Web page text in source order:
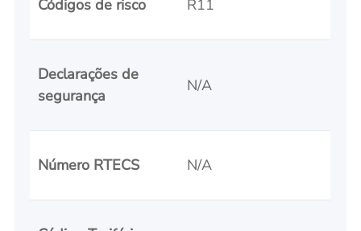
Códigos de risco R11
Declarações de
segurança
N/A
Número RTECS N/A